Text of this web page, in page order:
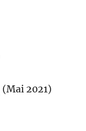
(Mai 2021)